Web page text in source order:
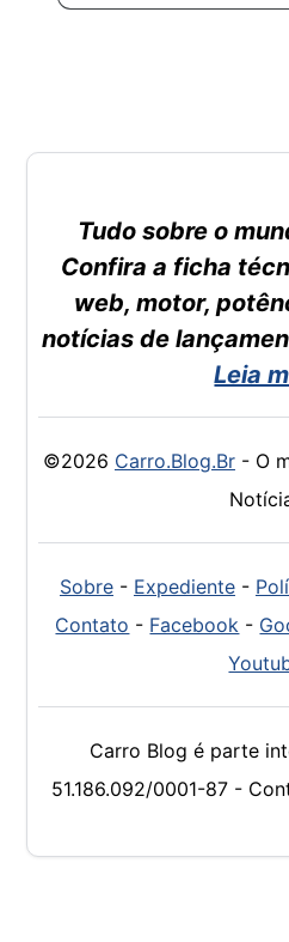
Tudo sobre o
Confira a ficha
web, motor,
notícias de
Leia
©2026 Carro.Blog.Br- O
Sobre- Expediente-
Contato - Facebook -
Carro Blog é parte
51.186.092/0001-87 -